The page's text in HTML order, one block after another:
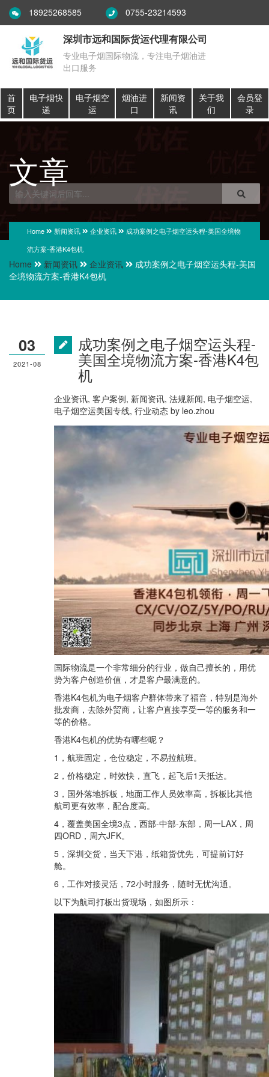
18925268585 0755-23214593
深圳市远和国际货运代理有限公司
专业电子烟国际物流，专注电子烟油进
出口服务
首
页
电子烟快
递
电子烟空
运
烟油进
口
新闻资
讯
关于我
们
会员登
录
文章
Home 新闻资讯 企业资讯
成功案例之电子烟空运头程-美国全境物
流方案-香港K4包机
Home 新闻资讯 企业资讯
成功案例之电子烟空运头程-美国
全境物流方案-香港K4包机
成功案例之电子烟空运头程-
美国全境物流方案-香港K4包
机
企业资讯, 客户案例, 新闻资讯, 法规新闻, 电子烟空运,
电子烟空运美国专线, 行业动态 by leo.zhou
国际物流是一个非常细分的行业，做自己擅长的，用优
势为客户创造价值，才是客户最满意的。
香港K4包机为电子烟客户群体带来了福音，特别是海外
批发商，去除外贸商，让客户直接享受一等的服务和一
等的价格。
香港K4包机的优势有哪些呢？
1，航班固定，仓位稳定，不易拉航班。
2，价格稳定，时效快，直飞，起飞后1天抵达。
3，国外落地拆板，地面工作人员效率高，拆板比其他
航司更有效率，配合度高。
4，覆盖美国全境3点，西部-中部-东部，周一LAX，周
四ORD，周六JFK。
5，深圳交货，当天下港，纸箱货优先，可提前订好
舱。
6，工作对接灵活，72小时服务，随时无忧沟通。
以下为航司打板出货现场，如图所示：
03
2021-08